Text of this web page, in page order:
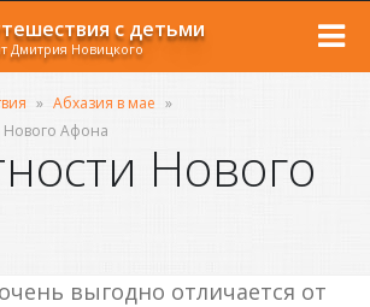
с детьми
Дмитрия Новицкого
» Абхазия в мае »
Нового Афона
Нового
очень выгодно отличается от